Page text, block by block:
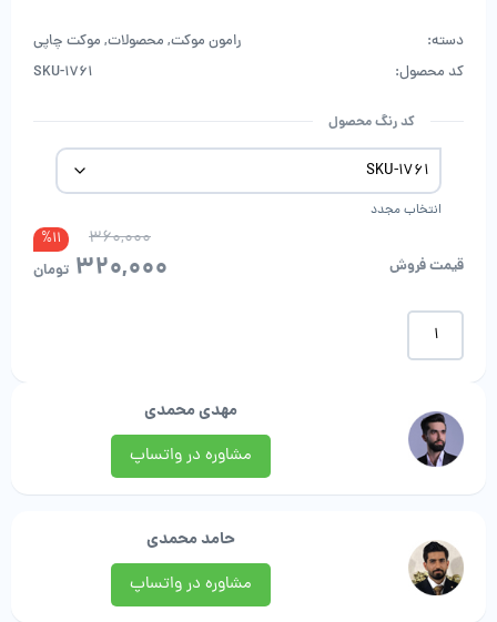
دسته: رامون موکت, محصولات, موکت چاپی
کد محصول:
SKU-1761
کد رنگ محصول
انتخاب مجدد
360,000
قیمت
320,000 تومان
قیمت %11
قیمت فروش
موکت
خزان
رامون
موکت
عدد
مهدی محمدی
مشاوره در واتساپ
حامد محمدی
مشاوره در واتساپ